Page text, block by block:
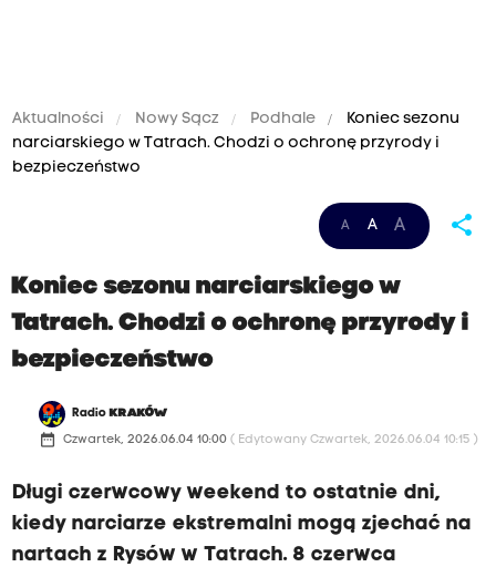
Aktualności Nowy Sącz Podhale
Koniec sezonu
narciarskiego w Tatrach. Chodzi o ochronę przyrody i
bezpieczeństwo
A A A share
Koniec sezonu narciarskiego w
Tatrach. Chodzi o ochronę przyrody i
bezpieczeństwo
Radio KRAKÓW
date_range Czwartek, 2026.06.04 10:00 ( Edytowany Czwartek, 2026.06.04 10:15 )
Długi czerwcowy weekend to ostatnie dni,
kiedy narciarze ekstremalni mogą zjechać na
nartach z Rysów w Tatrach. 8 czerwca